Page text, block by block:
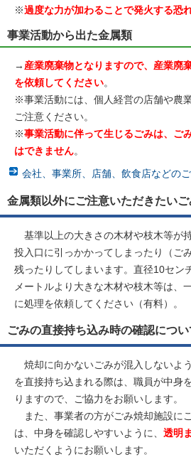
※過度な力が加わることで発火する恐
事業活動から出た金属類
→ 産業廃棄物となりますので、産業廃
を依頼してください。
※事業活動には、個人経営の店舗や農
ご注意ください。
※事業活動に伴って生じるごみは、ご
はできません。
会社、事業所、店舗、飲食店などの
金属類以外にご注意いただきたいご
基準以上の大きさの木材や枝木等が
投入口に引っかかってしまったり（ご
残ったりしてしまいます。直径10セン
メートルより大きな木材や枝木等は、
に処理を依頼してください（有料）。
ごみの直接持ち込み時の確認につい
焼却に向かないごみが混入しないよ
を直接持ち込まれる際は、職員が中身
りますので、ご協力をお願いします。
また、事業者の方がごみ焼却施設に
は、中身を確認しやすいように、 透明
いただくようにお願いします。